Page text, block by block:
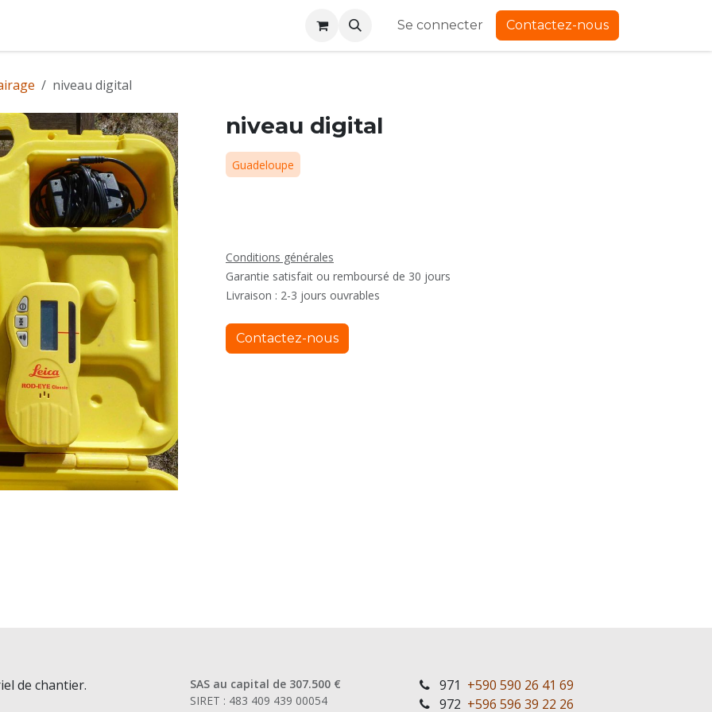
Rejoignez nous Se connecter Contactez-nous
niveau digital
niveau digital
Guadeloupe
Conditions générales
Garantie satisfait ou remboursé de 30 jours
Livraison : 2-3 jours ouvrables
Contactez-nous
de chantier.
SAS au capital de 307.500 €
SIRET : 483 409 439 00054
971 +590 590 26 41 69
972 +596 596 39 22 26